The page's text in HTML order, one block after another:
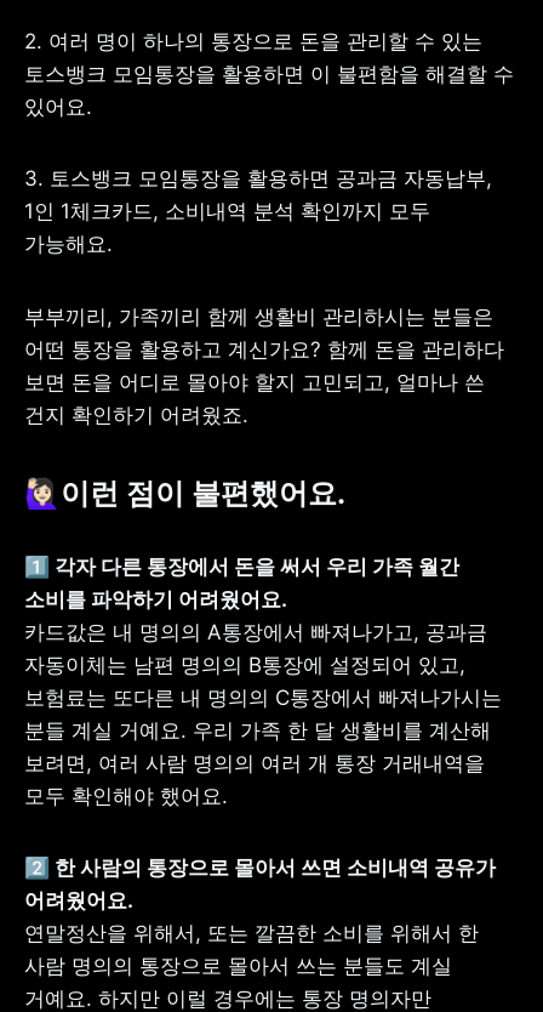
주소 : 06133 서울특별시 강남구
테헤란로 131, 13층 (역삼동,
한국지식재산센터)
대표 : 이은미
전화 : 1661-7654(24시간 연중무휴)
해외전화 : +82-2-6975-9000
이메일 : help@tossbank.com
처리방침
신용정보활용체제
준법제보
경영공시
채널
2. 여러 명이 하나의 통장으로 돈을 관리할 수 있는
토스뱅크 모임통장을 활용하면 이 불편함을 해결할 수
있어요.
3. 토스뱅크 모임통장을 활용하면 공과금 자동납부,
1인 1체크카드, 소비내역 분석 확인까지 모두
가능해요.
부부끼리, 가족끼리 함께 생활비 관리하시는 분들은
어떤 통장을 활용하고 계신가요? 함께 돈을 관리하다
보면 돈을 어디로 몰아야 할지 고민되고, 얼마나 쓴
건지 확인하기 어려웠죠.
🙋🏻‍♀️이런 점이 불편했어요.
1️⃣ 각자 다른 통장에서 돈을 써서 우리 가족 월간
카드값은 내 명의의 A통장에서 빠져나가고, 공과금
자동이체는 남편 명의의 B통장에 설정되어 있고,
보험료는 또다른 내 명의의 C통장에서 빠져나가시는
분들 계실 거예요. 우리 가족 한 달 생활비를 계산해
보려면, 여러 사람 명의의 여러 개 통장 거래내역을
모두 확인해야 했어요.
2️⃣ 한 사람의 통장으로 몰아서 쓰면 소비내역 공유가
연말정산을 위해서, 또는 깔끔한 소비를 위해서 한
사람 명의의 통장으로 몰아서 쓰는 분들도 계실
거예요. 하지만 이럴 경우에는 통장 명의자만